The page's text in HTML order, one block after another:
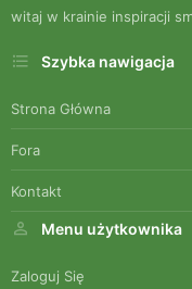
witaj w krainie inspiracji
Szybka nawigacja
Strona Główna
Fora
Kontakt
Menu użytkownika
Zaloguj Się